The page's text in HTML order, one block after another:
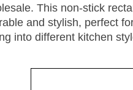
This non-stick
and stylish, perfect
into different kitchen